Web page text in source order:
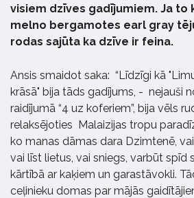
visiem dzīves gadījumiem. Ja to
melno bergamotes earl gray
rodas sajūta ka dzīve ir feina.
Ansis smaidot saka: “Līdzīgi kā
krāsā" bija tāds gadījums, - nejauši
raidījumā “4 uz koferiem”, bija vēls
relaksējoties Malaizijas tropu
ko manas dāmas dara Dzimtenē,
vai līst lietus, vai sniegs, varbūt spīd
kārtībā ar kaķiem un garastāvokli.
ceļinieku domas par mājās